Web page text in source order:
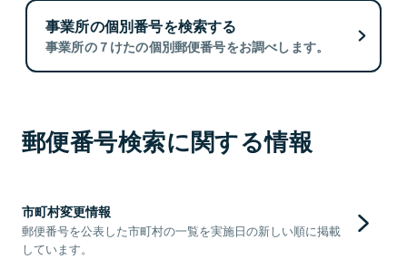
事業所の個別番号を検索する
事業所の７けたの個別郵便番号をお調べします。
郵便番号検索に関する情報
市町村変更情報
郵便番号を公表した市町村の一覧を実施日の新しい順に掲載
しています。